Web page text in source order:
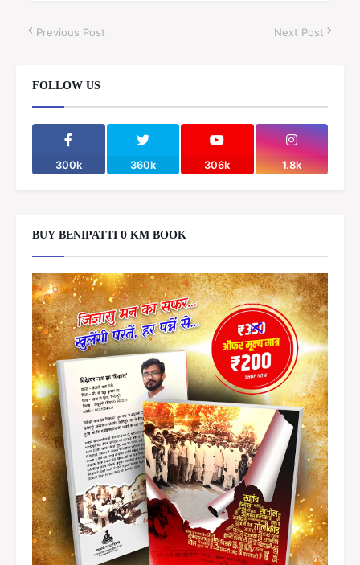
Previous Post Next Post
FOLLOW US
300k 360k 306k 1.8k
BUY BENIPATTI 0 KM BOOK